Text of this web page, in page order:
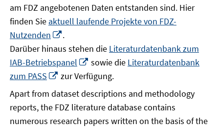
am FDZ angebotenen Daten entstanden sind. Hier
finden Sie aktuell laufende Projekte von FDZ-
Nutzenden
neuem
Fenster
öffnen
.
Darüber hinaus stehen die Literaturdatenbank zum
IAB-Betriebspanel
In
neuem
Fenster
öffnen
sowie die Literaturdatenbank
zum PASS
In
Fenster
öffnen
zur Verfügung.
Apart from dataset descriptions and methodology
reports, the FDZ literature database contains
numerous research papers written on the basis of the